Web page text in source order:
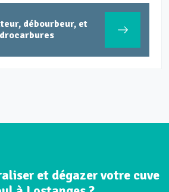
débourbeur, et
et dégazer votre cuve